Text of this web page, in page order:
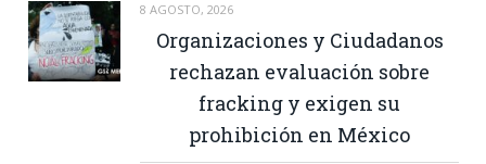
8 AGOSTO, 2026
Organizaciones y Ciudadanos
rechazan evaluación sobre
fracking y exigen su
prohibición en México